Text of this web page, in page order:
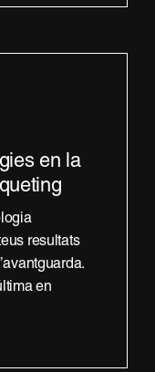
en la
resultats
en